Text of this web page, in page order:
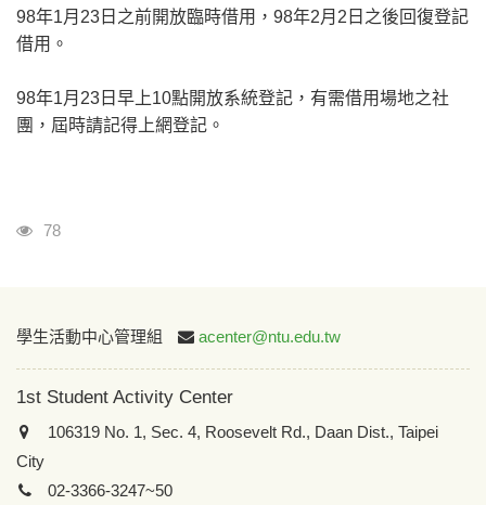
98年1月23日之前開放臨時借用，98年2月2日之後回復登記
借用。
98年1月23日早上10點開放系統登記，有需借用場地之社
團，屆時請記得上網登記。
Visits
78
:::
學生活動中心管理組 acenter@ntu.edu.tw
1st Student Activity Center
106319 No. 1, Sec. 4, Roosevelt Rd., Daan Dist., Taipei
City
02-3366-3247~50